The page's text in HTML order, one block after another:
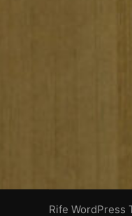
Rife WordPress